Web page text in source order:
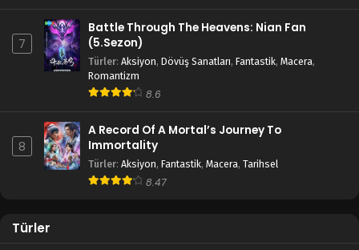
7
Battle Through The Heavens: Nian Fan
(5.Sezon)
Türler: Aksiyon, Dövüş Sanatları, Fantastik, Macera,
Romantizm
8.6
8
A Record Of A Mortal’s Journey To
Immortality
Türler: Aksiyon, Fantastik, Macera, Tarihsel
8.47
Türler